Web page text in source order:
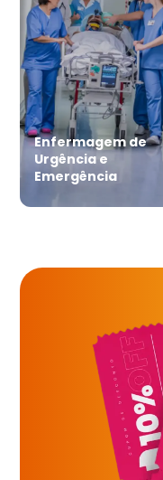
Enfermagem de
Urgência e
Emergência